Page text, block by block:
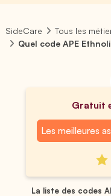
SideCare Tous les
Quel code APE
Gratuit
Les meilleures
La liste des codes